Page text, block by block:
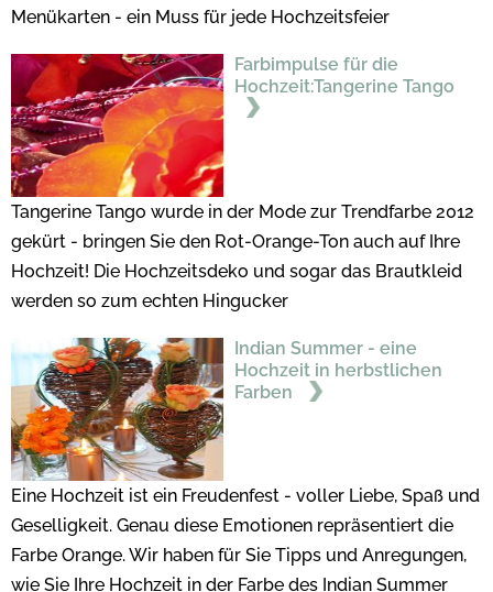
Menükarten - ein Muss für jede Hochzeitsfeier
Farbimpulse für die
Hochzeit:Tangerine Tango
Tangerine Tango wurde in der Mode zur Trendfarbe 2012
gekürt - bringen Sie den Rot-Orange-Ton auch auf Ihre
Hochzeit! Die Hochzeitsdeko und sogar das Brautkleid
werden so zum echten Hingucker
Indian Summer - eine
Hochzeit in herbstlichen
Farben
Eine Hochzeit ist ein Freudenfest - voller Liebe, Spaß und
Geselligkeit. Genau diese Emotionen repräsentiert die
Farbe Orange. Wir haben für Sie Tipps und Anregungen,
wie Sie Ihre Hochzeit in der Farbe des Indian Summer